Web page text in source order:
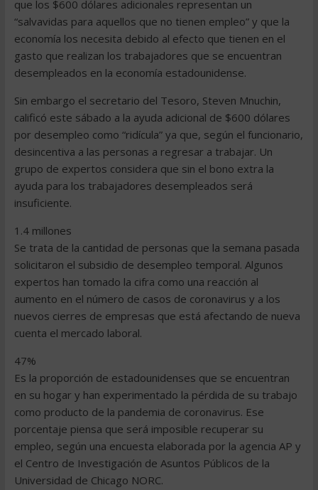
que los $600 dólares adicionales representan un
“salvavidas para aquellos que no tienen empleo” y que la
economía los necesita debido al efecto que tienen en el
gasto que realizan los trabajadores que se encuentran
desempleados en la economía estadounidense.
Sin embargo el secretario del Tesoro, Steven Mnuchin,
calificó este sábado a la ayuda adicional de $600 dólares
por desempleo como “ridícula” ya que, según el funcionario,
desincentiva a las personas a regresar a trabajar. Un
grupo de expertos considera que sin el bono extra la
ayuda para los trabajadores desempleados será
insuficiente.
1.4 millones
Se trata de la cantidad de personas que la semana pasada
solicitaron el subsidio de desempleo temporal. Algunos
expertos han tomado la cifra como una reacción al
aumento en el número de casos de coronavirus y a los
nuevos cierres de empresas que está afectando de nueva
cuenta el mercado laboral.
47%
Es la proporción de estadounidenses que se encuentran
en su hogar y han experimentado la pérdida de su trabajo
como producto de la pandemia de coronavirus. Ese
porcentaje piensa que será imposible recuperar su
empleo, según una encuesta elaborada por la agencia AP y
el Centro de Investigación de Asuntos Públicos de la
Universidad de Chicago NORC.